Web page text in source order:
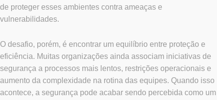
de proteger esses ambientes contra ameaças e
vulnerabilidades.
O desafio, porém, é encontrar um equilíbrio entre proteção e
eficiência. Muitas organizações ainda associam iniciativas de
segurança a processos mais lentos, restrições operacionais e
aumento da complexidade na rotina das equipes. Quando isso
acontece, a segurança pode acabar sendo percebida como um